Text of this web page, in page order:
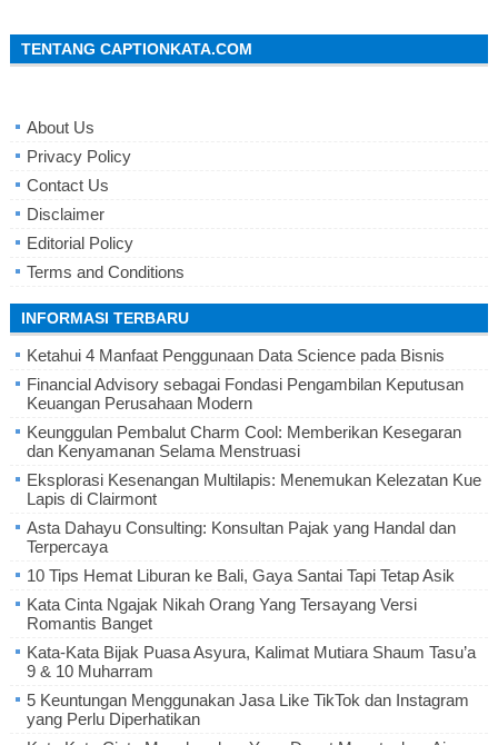
TENTANG CAPTIONKATA.COM
About Us
Privacy Policy
Contact Us
Disclaimer
Editorial Policy
Terms and Conditions
INFORMASI TERBARU
Ketahui 4 Manfaat Penggunaan Data Science pada Bisnis
Financial Advisory sebagai Fondasi Pengambilan Keputusan
Keuangan Perusahaan Modern
Keunggulan Pembalut Charm Cool: Memberikan Kesegaran
dan Kenyamanan Selama Menstruasi
Eksplorasi Kesenangan Multilapis: Menemukan Kelezatan Kue
Lapis di Clairmont
Asta Dahayu Consulting: Konsultan Pajak yang Handal dan
Terpercaya
10 Tips Hemat Liburan ke Bali, Gaya Santai Tapi Tetap Asik
Kata Cinta Ngajak Nikah Orang Yang Tersayang Versi
Romantis Banget
Kata-Kata Bijak Puasa Asyura, Kalimat Mutiara Shaum Tasu’a
9 & 10 Muharram
5 Keuntungan Menggunakan Jasa Like TikTok dan Instagram
yang Perlu Diperhatikan